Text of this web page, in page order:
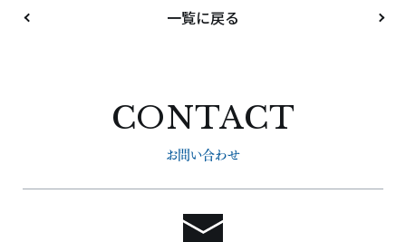
一覧に戻る
CONTACT
お問い合わせ